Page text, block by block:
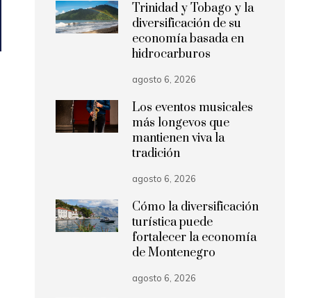
Trinidad y Tobago y la
diversificación de su
economía basada en
hidrocarburos
agosto 6, 2026
Los eventos musicales
más longevos que
mantienen viva la
tradición
agosto 6, 2026
Cómo la diversificación
turística puede
fortalecer la economía
de Montenegro
agosto 6, 2026